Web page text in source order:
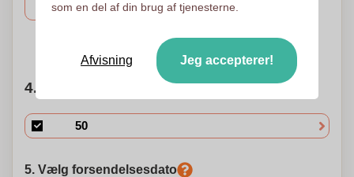
Hjælp mig med at vælge
4. Vælg mængden
5. Vælg forsendelsesdato
som en del af din brug af tjenesterne.
Afvisning Jeg accepterer!